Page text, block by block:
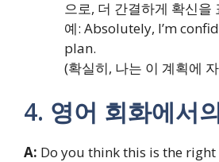
으로, 더 간결하게 확신을
예: Absolutely, I’m
plan.
(확실히, 나는 이 계획에
4. 영어 회화에서
A: Do you think this is the right